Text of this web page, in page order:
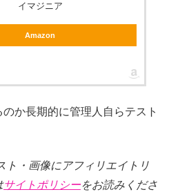
イマジニア
Amazon
か長期的に管理人自らテスト
ト・画像にアフィリエイトリ
サイトポリシーをお読みくださ